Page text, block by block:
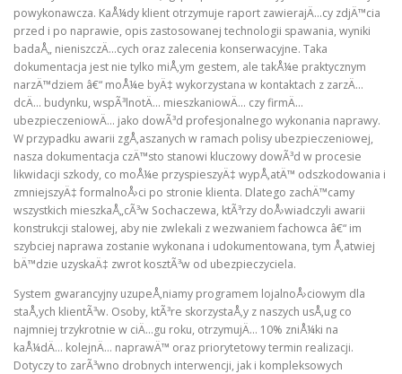
powykonawcza. KaÅ¼dy klient otrzymuje raport zawierajÄ…cy zdjÄ™cia
przed i po naprawie, opis zastosowanej technologii spawania, wyniki
badaÅ„ nieniszczÄ…cych oraz zalecenia konserwacyjne. Taka
dokumentacja jest nie tylko miÅ‚ym gestem, ale takÅ¼e praktycznym
narzÄ™dziem â€“ moÅ¼e byÄ‡ wykorzystana w kontaktach z zarzÄ…
dcÄ… budynku, wspÃ³lnotÄ… mieszkaniowÄ… czy firmÄ…
ubezpieczeniowÄ… jako dowÃ³d profesjonalnego wykonania naprawy.
W przypadku awarii zgÅ‚aszanych w ramach polisy ubezpieczeniowej,
nasza dokumentacja czÄ™sto stanowi kluczowy dowÃ³d w procesie
likwidacji szkody, co moÅ¼e przyspieszyÄ‡ wypÅ‚atÄ™ odszkodowania i
zmniejszyÄ‡ formalnoÅ›ci po stronie klienta. Dlatego zachÄ™camy
wszystkich mieszkaÅ„cÃ³w Sochaczewa, ktÃ³rzy doÅ›wiadczyli awarii
konstrukcji stalowej, aby nie zwlekali z wezwaniem fachowca â€“ im
szybciej naprawa zostanie wykonana i udokumentowana, tym Å‚atwiej
bÄ™dzie uzyskaÄ‡ zwrot kosztÃ³w od ubezpieczyciela.
System gwarancyjny uzupeÅ‚niamy programem lojalnoÅ›ciowym dla
staÅ‚ych klientÃ³w. Osoby, ktÃ³re skorzystaÅ‚y z naszych usÅ‚ug co
najmniej trzykrotnie w ciÄ…gu roku, otrzymujÄ… 10% zniÅ¼ki na
kaÅ¼dÄ… kolejnÄ… naprawÄ™ oraz priorytetowy termin realizacji.
Dotyczy to zarÃ³wno drobnych interwencji, jak i kompleksowych